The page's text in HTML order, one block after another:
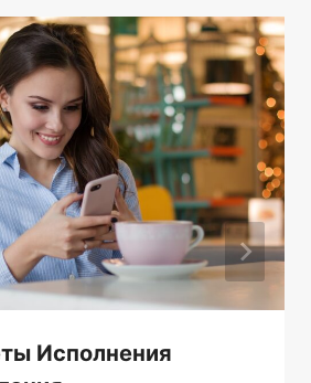
Исполнения